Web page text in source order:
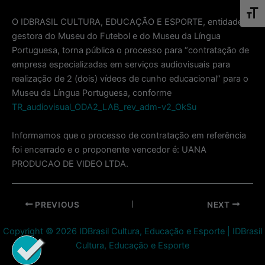
O IDBRASIL CULTURA, EDUCAÇÃO E ESPORTE, entidade
gestora do Museu do Futebol e do Museu da Língua
Portuguesa, torna pública o processo para “contratação de
empresa especializadas em serviços audiovisuais para
realização de 2 (dois) vídeos de cunho educacional” para o
Museu da Língua Portuguesa, conforme
TR_audiovisual_ODA2_LAB_rev_adm-v2_OkSu
Informamos que o processo de contratação em referência
foi encerrado e o proponente vencedor é: UANA
PRODUCAO DE VIDEO LTDA.
Post
PREVIOUS NEXT
Copyright © 2026 IDBrasil Cultura, Educação e Esporte | IDBrasil
Cultura, Educação e Esporte